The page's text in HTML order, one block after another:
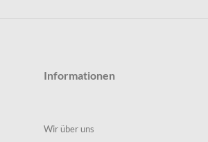
Informationen
Wir über uns